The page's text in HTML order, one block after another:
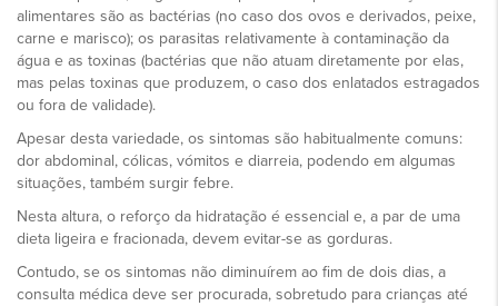
alimentares são as bactérias (no caso dos ovos e derivados, peixe,
carne e marisco); os parasitas relativamente à contaminação da
água e as toxinas (bactérias que não atuam diretamente por elas,
mas pelas toxinas que produzem, o caso dos enlatados estragados
ou fora de validade).
Apesar desta variedade, os sintomas são habitualmente comuns:
dor abdominal, cólicas, vómitos e diarreia, podendo em algumas
situações, também surgir febre.
Nesta altura, o reforço da hidratação é essencial e, a par de uma
dieta ligeira e fracionada, devem evitar-se as gorduras.
Contudo, se os sintomas não diminuírem ao fim de dois dias, a
consulta médica deve ser procurada, sobretudo para crianças até